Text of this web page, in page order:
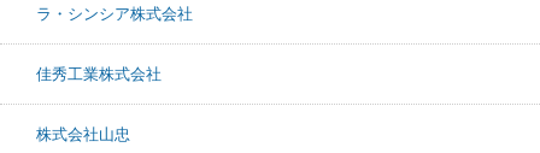
ラ・シンシア株式会社
佳秀工業株式会社
株式会社山忠